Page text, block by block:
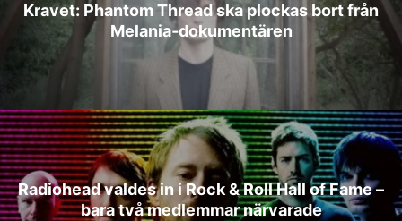
Kravet: Phantom Thread ska plockas bort från
Melania‑dokumentären
Radiohead valdes in i Rock & Roll Hall of Fame –
bara två medlemmar närvarade